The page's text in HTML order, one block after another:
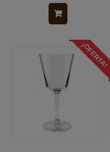
¡OFERTA!